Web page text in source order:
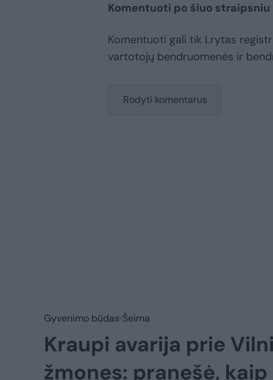
Komentuoti po šiuo straipsniu
Komentuoti gali tik Lrytas
vartotojų bendruomenės ir
Rodyti komentarus
Gyvenimo būdas Šeima
Kraupi avarija prie
žmones: pranešė,